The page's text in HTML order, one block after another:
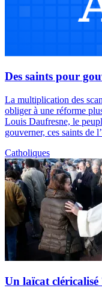
Des saints pour
La multiplication des
obliger à une réforme
Louis Daufresne, le
gouverner, ces saints de
Catholiques
Un laïcat